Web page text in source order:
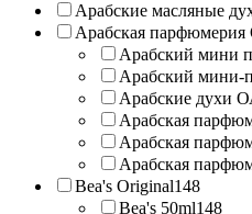
Арабские масляные
Арабская
Арабский мини
Арабский мини-
Арабские духи
Арабская
Арабская
Арабская
Bea's Original148
Bea's 50ml148